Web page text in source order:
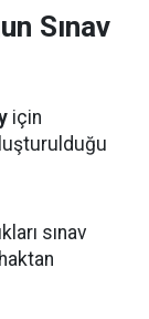
Sınav
için
sınav